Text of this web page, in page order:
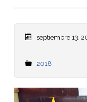
septiembre 13,
2018